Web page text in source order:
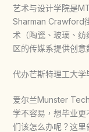
艺术与设计学院是
Sharman Crawford
术（陶瓷、玻璃、
区的传媒系提供创意
代办芒斯特理工大
爱尔兰Munster
学不容易，想毕业
们该怎么办呢？这里